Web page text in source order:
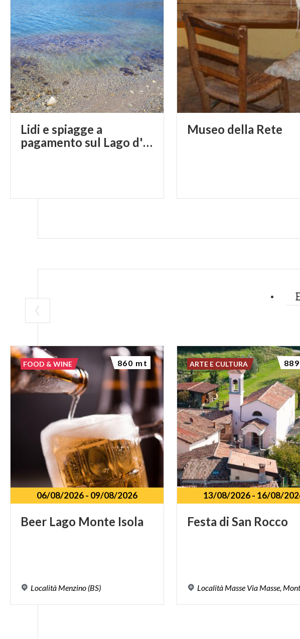
Lidi e spiagge a
pagamento sul Lago d'Iseo
Museo della Rete
06/08/2026- 09/08/2026
Beer Lago Monte Isola
Località Menzino (BS)
FOOD & WINE 860 mt
13/08/2026- 16/08/
Festa di San Rocco
Località Masse Via Masse,
ARTE E CULTURA